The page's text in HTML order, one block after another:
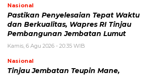
Nasional
Pastikan Penyelesaian Tepat Waktu
dan Berkualitas, Wapres RI Tinjau
Pembangunan Jembatan Lumut
Kamis, 6 Agu 2026 - 20:35 WIB
Nasional
Tinjau Jembatan Teupin Mane,